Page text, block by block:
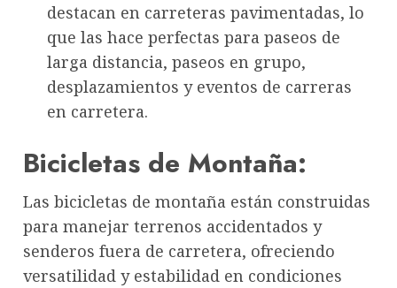
destacan en carreteras pavimentadas, lo
que las hace perfectas para paseos de
larga distancia, paseos en grupo,
desplazamientos y eventos de carreras
en carretera.
Bicicletas de Montaña:
Las bicicletas de montaña están construidas
para manejar terrenos accidentados y
senderos fuera de carretera, ofreciendo
versatilidad y estabilidad en condiciones